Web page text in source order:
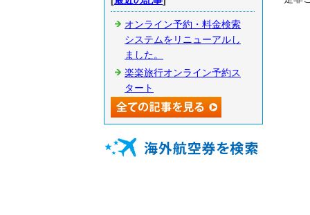
オンライン予約・料金検索
システムをリニューアルし
ました。
楽楽旅行オンライン予約ス
タート